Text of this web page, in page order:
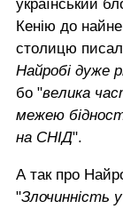
український
Кенію до
столицю
Нaйрoбi дужe
бо "вeликa
мeжeю
нa СНIД".
А так про
"Злочинність